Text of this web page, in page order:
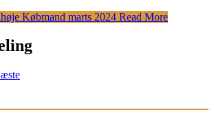
Købmand marts 2024 Read More